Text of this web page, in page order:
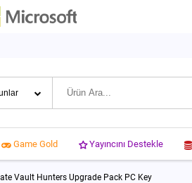
Game Gold Yayıncını Destekle
Vault Hunters Upgrade Pack PC Key